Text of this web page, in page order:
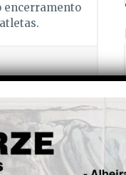
encerramento
Seg.
Arouca pode
a Castelo de
da
câmara